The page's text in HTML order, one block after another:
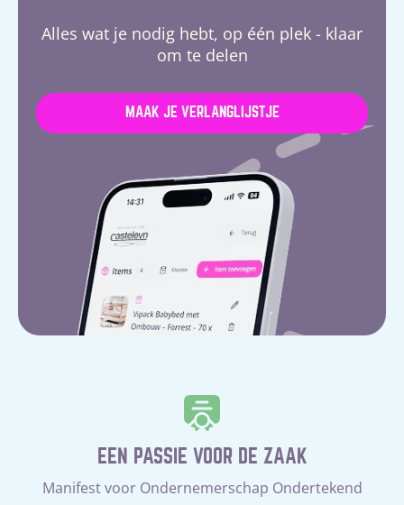
Alles wat je nodig hebt, op één plek - klaar
om te delen
MAAK JE VERLANGLIJSTJE
EEN PASSIE VOOR DE ZAAK
Manifest voor Ondernemerschap Ondertekend